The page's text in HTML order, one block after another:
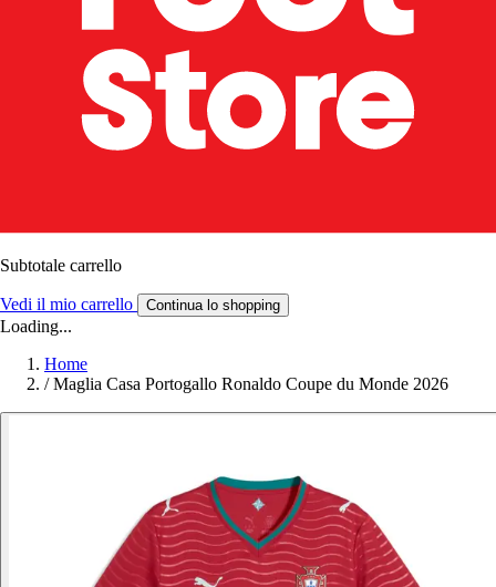
Subtotale carrello
Vedi il mio carrello Continua lo shopping
Loading...
Home
/ Maglia Casa Portogallo Ronaldo Coupe du Monde 2026